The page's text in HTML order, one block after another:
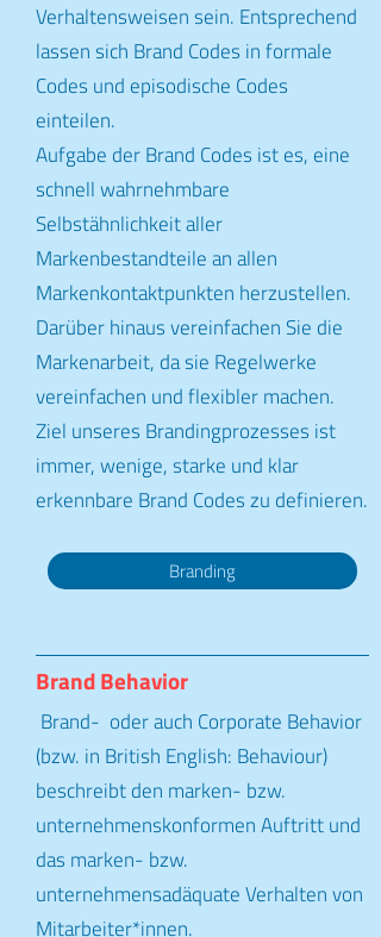
Verhaltensweisen sein. Entsprechend
lassen sich Brand Codes in formale
Codes und episodische Codes
einteilen.
Aufgabe der Brand Codes ist es, eine
schnell wahrnehmbare
Selbstähnlichkeit aller
Markenbestandteile an allen
Markenkontaktpunkten herzustellen.
Darüber hinaus vereinfachen Sie die
Markenarbeit, da sie Regelwerke
vereinfachen und flexibler machen.
Ziel unseres Brandingprozesses ist
immer, wenige, starke und klar
erkennbare Brand Codes zu definieren.
Branding
Brand Behavior
Brand- oder auch Corporate Behavior
(bzw. in British English: Behaviour)
beschreibt den marken- bzw.
unternehmenskonformen Auftritt und
das marken- bzw.
unternehmensadäquate Verhalten von
Mitarbeiter*innen.